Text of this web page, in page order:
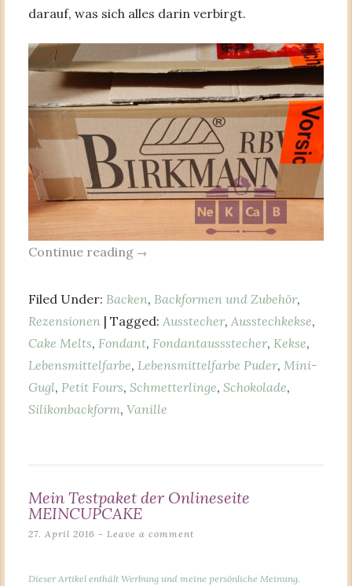
darauf, was sich alles darin verbirgt.
Continue reading →
Filed Under: Backen, Backformen und Zubehör,
Rezensionen | Tagged: Ausstecher, Ausstechkekse,
Cake Melts, Fondant, Fondantaussstecher, Kekse,
Lebensmittelfarbe, Lebensmittelfarbe Puder, Mini-
Gugl, Petit Fours, Schmetterlinge, Schokolade,
Silikonbackform, Vanille
Mein Testpaket der Onlineseite
MEINCUPCAKE
27. April 2016 Leave a comment
Dieser Artikel enthält Werbung und meine persönliche Meinung.